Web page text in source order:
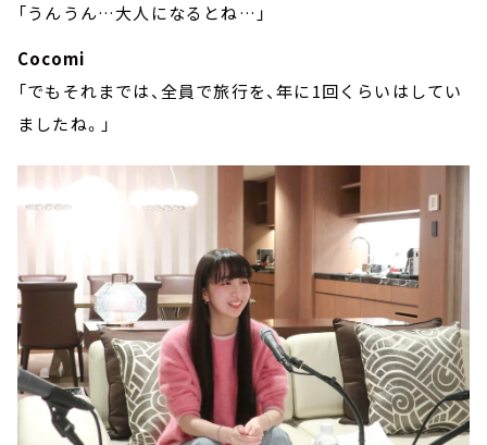
「うんうん…大人になるとね…」
Cocomi
「でもそれまでは、全員で旅行を、年に1回くらいはしてい
ましたね。」